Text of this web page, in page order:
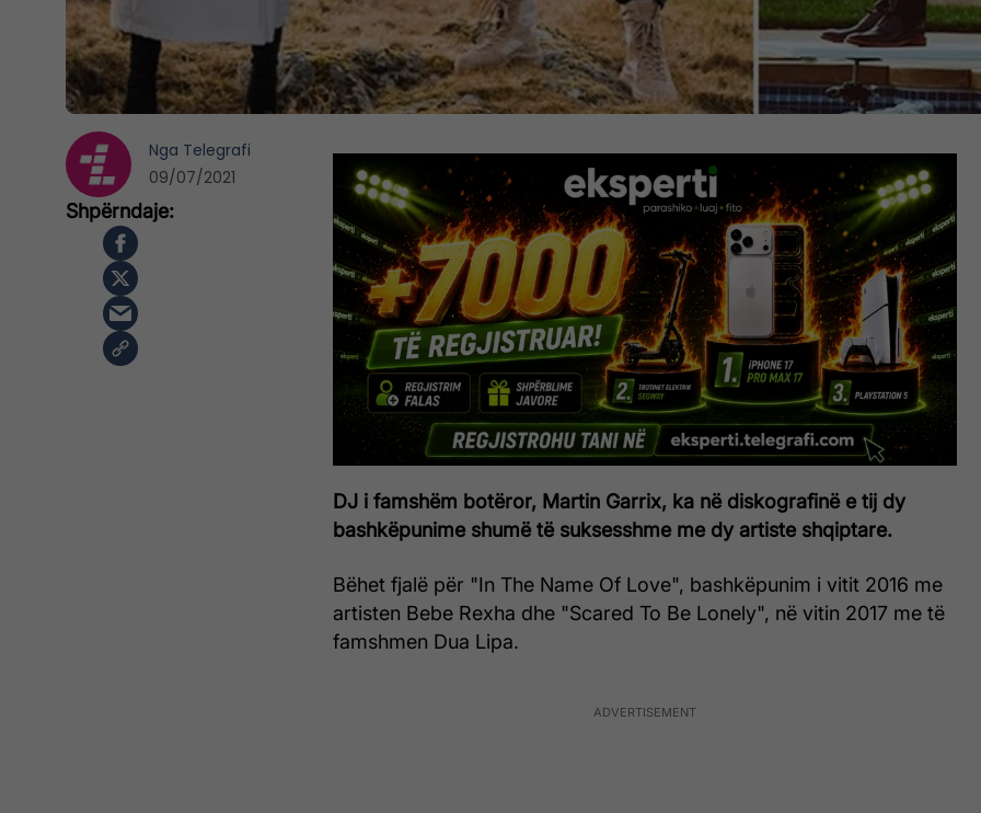
DJ i famshëm botëror, Martin Garrix, ka në diskografinë e tij dy
bashkëpunime shumë të suksesshme me dy artiste shqiptare.
Bëhet fjalë për "In The Name Of Love", bashkëpunim i vitit 2016 me
artisten Bebe Rexha dhe "Scared To Be Lonely", në vitin 2017 me të
famshmen Dua Lipa.
Nga Telegrafi
09/07/2021